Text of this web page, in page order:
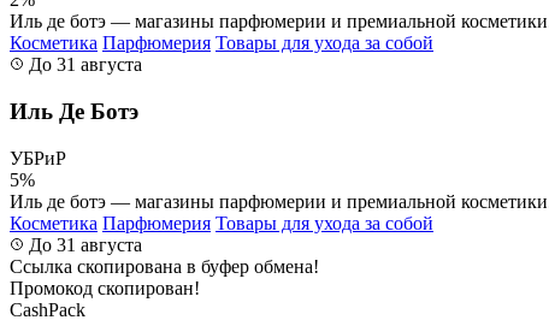
Иль де ботэ — магазины парфюмерии и премиальной косметики.
Косметика Парфюмерия Товары для ухода за собой
До 31 августа
Иль Де Ботэ
УБРиР
5%
Иль де ботэ — магазины парфюмерии и премиальной косметики.
Косметика Парфюмерия Товары для ухода за собой
До 31 августа
Ссылка скопирована в буфер обмена!
Промокод скопирован!
CashPack